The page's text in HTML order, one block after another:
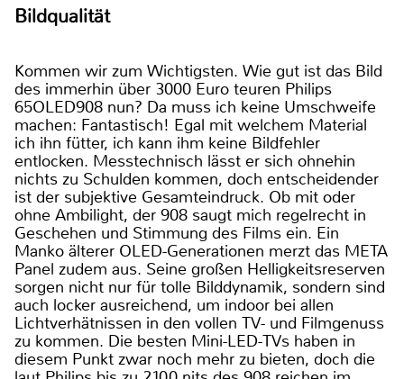
Bildqualität
Kommen wir zum Wichtigsten. Wie gut ist das Bild
des immerhin über 3000 Euro teuren Philips
65OLED908 nun? Da muss ich keine Umschweife
machen: Fantastisch! Egal mit welchem Material
ich ihn fütter, ich kann ihm keine Bildfehler
entlocken. Messtechnisch lässt er sich ohnehin
nichts zu Schulden kommen, doch entscheidender
ist der subjektive Gesamteindruck. Ob mit oder
ohne Ambilight, der 908 saugt mich regelrecht in
Geschehen und Stimmung des Films ein. Ein
Manko älterer OLED-Generationen merzt das META
Panel zudem aus. Seine großen Helligkeitsreserven
sorgen nicht nur für tolle Bilddynamik, sondern sind
auch locker ausreichend, um indoor bei allen
Lichtverhätnissen in den vollen TV- und Filmgenuss
zu kommen. Die besten Mini-LED-TVs haben in
diesem Punkt zwar noch mehr zu bieten, doch die